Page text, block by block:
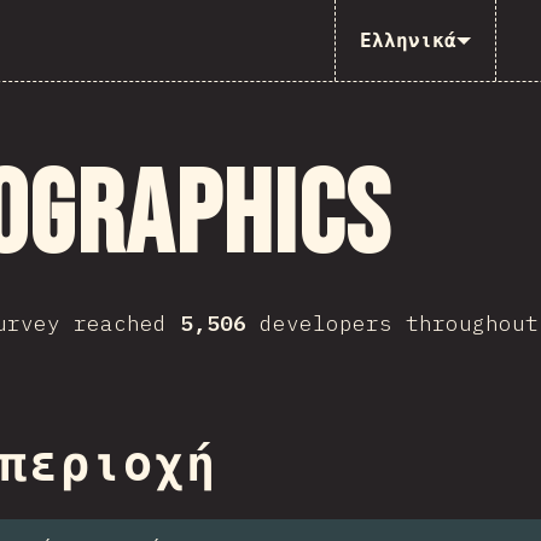
Ελληνικά
reached 5,506 developers